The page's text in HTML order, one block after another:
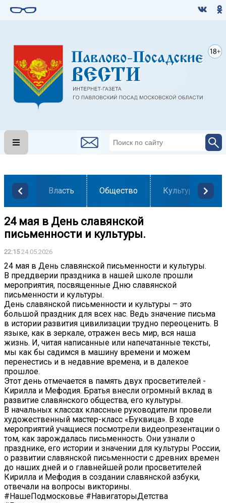
Власть Общество Культура
24 мая в День славянской
письменности и культуры.
22:1524.05.2026
24 мая в День славянской письменности и культуры.
В преддверии праздника в нашей школе прошли
мероприятия, посвященные Дню славянской
письменности и культуры.
День славянской письменности и культуры – это
большой праздник для всех нас. Ведь значение письма
в истории развития цивилизации трудно переоценить. В
языке, как в зеркале, отражен весь мир, вся наша
жизнь. И, читая написанные или напечатанные тексты,
мы как бы садимся в машину времени и можем
перенестись и в недавние времена, и в далекое
прошлое.
Этот день отмечается в память двух просветителей -
Кирилла и Мефодия. Братья внесли огромный вклад в
развитие славянского общества, его культуры.
В начальных классах классные руководители провели
художественный мастер-класс «Буквица». В ходе
мероприятий учащиеся посмотрели видеопрезентации о
том, как зарождалась письменность. Они узнали о
празднике, его истории и значении для культуры России,
о развитии славянской письменности с древних времен
до наших дней и о главнейшей роли просветителей
Кирилла и Мефодия в создании славянской азбуки,
отвечали на вопросы викторины.
#НашеПодмосковье #НавигаторыДетства